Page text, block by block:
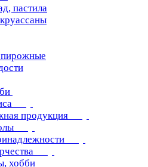
пастила
продукция
хобби